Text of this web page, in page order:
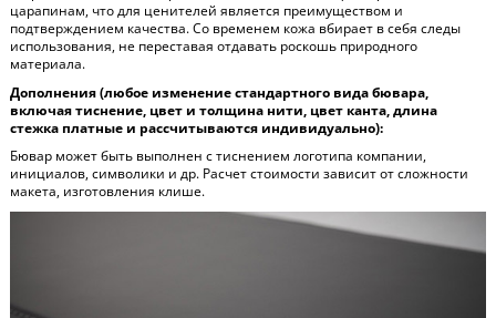
царапинам, что для ценителей является преимуществом и
подтверждением качества. Со временем кожа вбирает в себя следы
использования, не переставая отдавать роскошь природного
материала.
Дополнения (любое изменение стандартного вида бювара,
включая тиснение, цвет и толщина нити, цвет канта, длина
стежка платные и рассчитываются индивидуально):
Бювар может быть выполнен с тиснением логотипа компании,
инициалов, символики и др. Расчет стоимости зависит от сложности
макета, изготовления клише.